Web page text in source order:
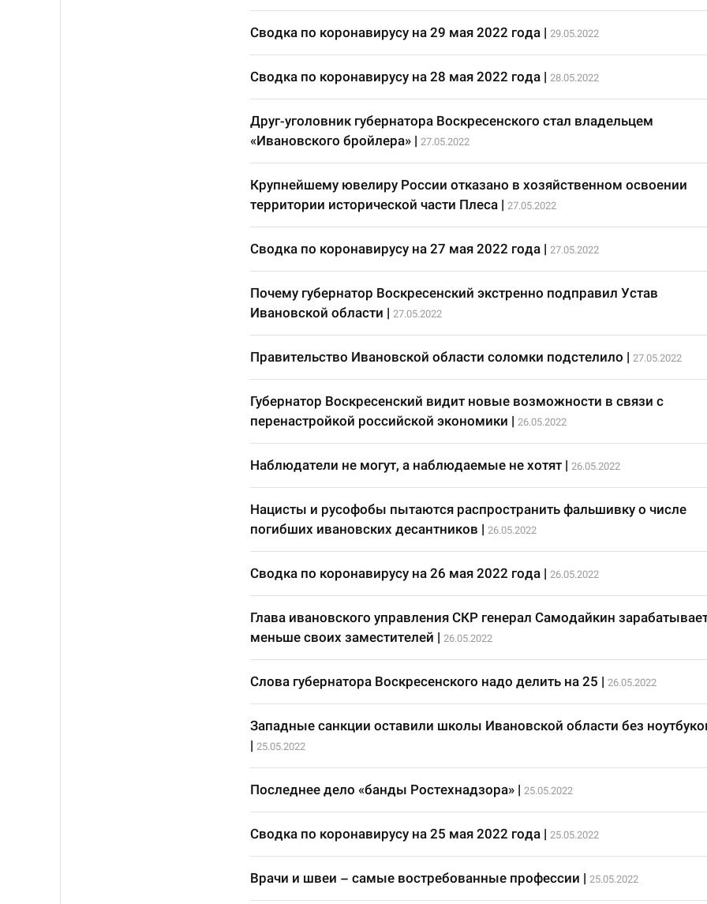
Сводка по коронавирусу на 29 мая 2022 года| 29.05.2022
Сводка по коронавирусу на 28 мая 2022 года| 28.05.2022
Друг-уголовник губернатора Воскресенского стал владельцем
«Ивановского бройлера»| 27.05.2022
Крупнейшему ювелиру России отказано в хозяйственном освоении
территории исторической части Плеса| 27.05.2022
Сводка по коронавирусу на 27 мая 2022 года| 27.05.2022
Почему губернатор Воскресенский экстренно подправил Устав
Ивановской области | 27.05.2022
Правительство Ивановской области соломки подстелило | 27.05.2022
Губернатор Воскресенский видит новые возможности в связи с
перенастройкой российской экономики | 26.05.2022
Наблюдатели не могут, а наблюдаемые не хотят| 26.05.2022
Нацисты и русофобы пытаются распространить фальшивку о числе
погибших ивановских десантников | 26.05.2022
Сводка по коронавирусу на 26 мая 2022 года| 26.05.2022
Глава ивановского управления СКР генерал Самодайкин
меньше своих заместителей | 26.05.2022
Слова губернатора Воскресенского надо делить на 25 | 26.05.2022
Западные санкции оставили школы Ивановской области без
| 25.05.2022
Последнее дело «банды Ростехнадзора»| 25.05.2022
Сводка по коронавирусу на 25 мая 2022 года| 25.05.2022
Врачи и швеи – самые востребованные профессии | 25.05.2022